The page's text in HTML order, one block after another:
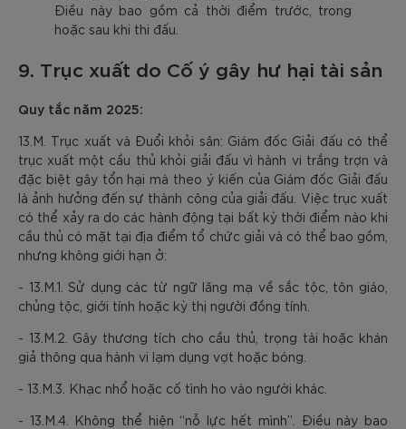
Điều này bao gồm cả thời điểm trước, trong
hoặc sau khi thi đấu.
9. Trục xuất do Cố ý gây hư hại tài sản
Quy tắc năm 2025:
13.M. Trục xuất và Đuổi khỏi sân: Giám đốc Giải đấu có thể
trục xuất một cầu thủ khỏi giải đấu vì hành vi trắng trợn và
đặc biệt gây tổn hại mà theo ý kiến của Giám đốc Giải đấu
là ảnh hưởng đến sự thành công của giải đấu. Việc trục xuất
có thể xảy ra do các hành động tại bất kỳ thời điểm nào khi
cầu thủ có mặt tại địa điểm tổ chức giải và có thể bao gồm,
nhưng không giới hạn ở:
- 13.M.1. Sử dụng các từ ngữ lăng mạ về sắc tộc, tôn giáo,
chủng tộc, giới tính hoặc kỳ thị người đồng tính.
- 13.M.2. Gây thương tích cho cầu thủ, trọng tài hoặc khán
giả thông qua hành vi lạm dụng vợt hoặc bóng.
- 13.M.3. Khạc nhổ hoặc cố tình ho vào người khác.
- 13.M.4. Không thể hiện “nỗ lực hết mình”. Điều này bao